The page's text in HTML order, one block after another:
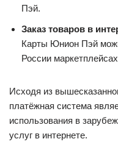
Пэй.
Заказ товаров в
Карты Юнион Пэй
России
Исходя из
платёжная система
использования в
услуг в интернете.